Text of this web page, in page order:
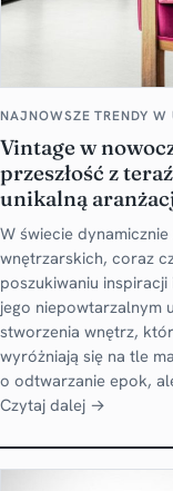
NAJNOWSZE TRENDY W
Vintage w
przeszłość z
unikalną
W świecie
wnętrzarskich, coraz
poszukiwaniu
jego niepowtarzalnym
stworzenia wnętrz,
wyróżniają się na tle
o odtwarzanie epok,
Czytaj dalej →